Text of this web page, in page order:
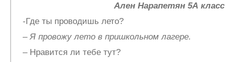
Ален Нарапетян 5А класс
-Где ты проводишь лето?
–Я провожу лето в пришкольном лагере.
– Нравится ли тебе тут?